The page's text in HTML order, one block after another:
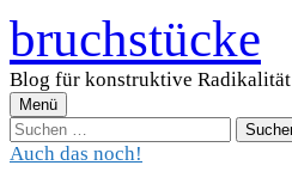
Zum
Inhalt
überspringen
bruchstücke
Blog für konstruktive Radikalität
Menü
Suchen
nach:
Auch das noch!